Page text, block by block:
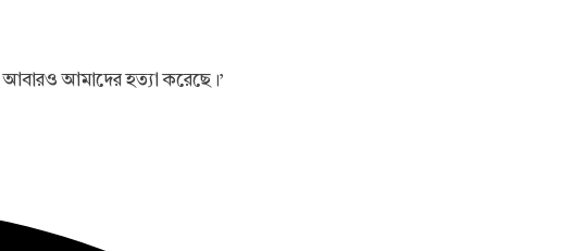
আমাদের হত্যা করেছে।’